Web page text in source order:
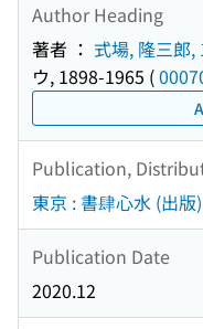
Author Heading
著者 ： 式場, 隆三郎,
ウ, 1898-1965 (
Publication,
東京 : 書肆心水 (出版)
Publication Date
2020.12